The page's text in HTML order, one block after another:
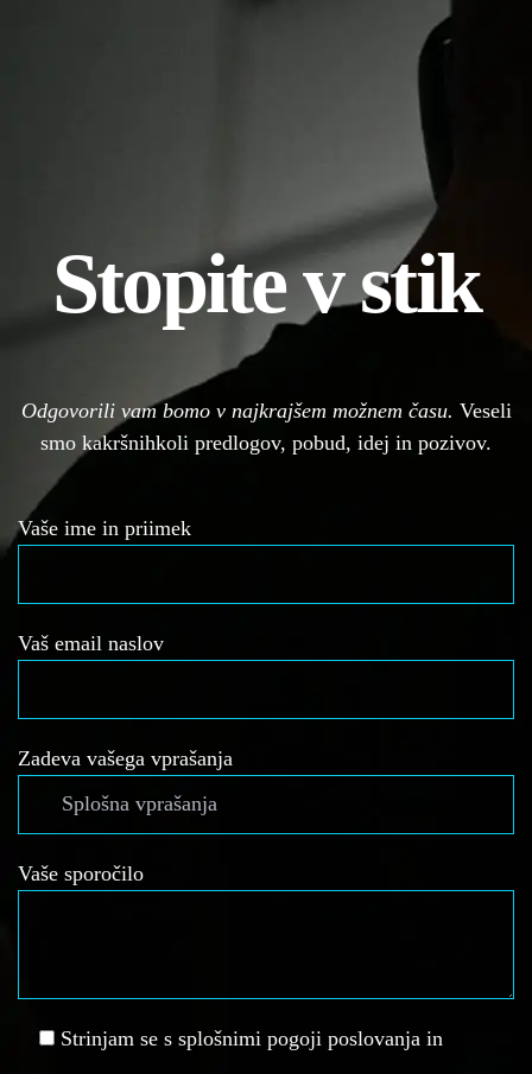
Stopite v stik
Odgovorili vam bomo v najkrajšem možnem času. Veseli
smo kakršnihkoli predlogov, pobud, idej in pozivov.
Vaše ime in priimek
Vaš email naslov
Zadeva vašega vprašanja
Vaše sporočilo
Strinjam se s splošnimi pogoji poslovanja in